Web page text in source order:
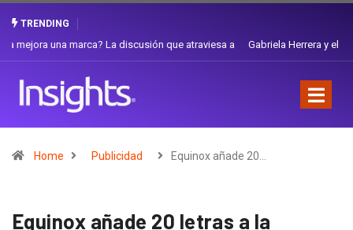
TRENDING
Gabriela Herrera y el arte de cambiarse el sombrero en Corporación
Home Publicidad Equinox añade 20…
Equinox añade 20 letras a la